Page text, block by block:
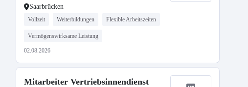
Saarbrücken
Vollzeit Weiterbildungen Flexible Arbeitszeiten
Vermögenswirksame Leistung
02.08.2026
Mitarbeiter Vertriebsinnendienst